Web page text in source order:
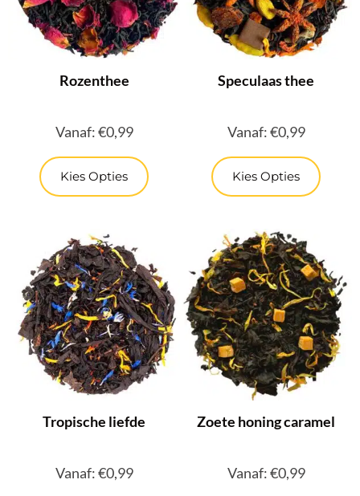
Rozenthee
Vanaf:€0,99
Kies Opties
Speculaas thee
Vanaf:€0,99
Kies Opties
Tropische liefde
Vanaf:€0,99
Zoete honing caramel
Vanaf:€0,99